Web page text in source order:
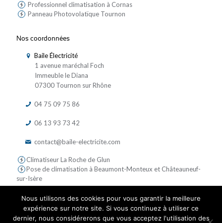
Professionnel climatisation à Cornas
Panneau Photovolatïque Tournon
Nos coordonnées
Baile Électricité
1 avenue maréchal Foch
Immeuble le Diana
07300 Tournon sur Rhône
04 75 09 75 86
06 13 93 73 42
contact@baile-electricite.com
Climatiseur La Roche de Glun
Pose de climatisation à Beaumont-Monteux et Châteauneuf-
sur-Isère
Nous utilisons des cookies pour vous garantir la meilleure
expérience sur notre site. Si vous continuez à utiliser ce
dernier, nous considérerons que vous acceptez l'utilisation des